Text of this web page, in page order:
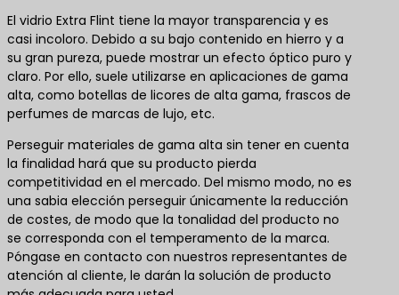
El vidrio Extra Flint tiene la mayor transparencia y es
casi incoloro. Debido a su bajo contenido en hierro y a
su gran pureza, puede mostrar un efecto óptico puro y
claro. Por ello, suele utilizarse en aplicaciones de gama
alta, como botellas de licores de alta gama, frascos de
perfumes de marcas de lujo, etc.
Perseguir materiales de gama alta sin tener en cuenta
la finalidad hará que su producto pierda
competitividad en el mercado. Del mismo modo, no es
una sabia elección perseguir únicamente la reducción
de costes, de modo que la tonalidad del producto no
se corresponda con el temperamento de la marca.
Póngase en contacto con nuestros representantes de
atención al cliente, le darán la solución de producto